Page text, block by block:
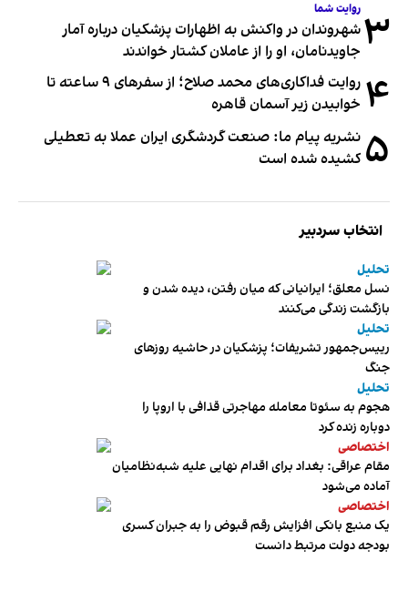
۳ روایت شما
شهروندان در واکنش به اظهارات پزشکیان درباره آمار
جاویدنامان، او را از عاملان کشتار خواندند
۴
روایت فداکاری‌های محمد صلاح؛ از سفرهای ۹ ساعته تا
خوابیدن زیر آسمان قاهره
۵ نشریه پیام ما: صنعت گردشگری ایران عملا به تعطیلی
کشیده شده است
انتخاب سردبیر
تحلیل
نسل معلق؛ ایرانیانی که میان رفتن، دیده شدن و
بازگشت زندگی می‌کنند
تحلیل
رییس‌جمهور تشریفات؛ پزشکیان در حاشیه روزهای
جنگ
تحلیل
هجوم به سئوتا معامله مهاجرتی قذافی با اروپا را
دوباره زنده کرد
اختصاصی
مقام عراقی: بغداد برای اقدام نهایی علیه شبه‌نظامیان
آماده می‌شود
اختصاصی
یک منبع بانکی افزایش رقم قبوض را به جبران کسری
بودجه دولت مرتبط دانست